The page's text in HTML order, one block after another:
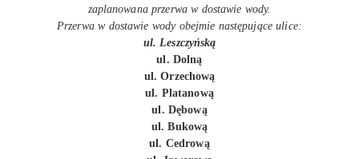
zaplanowana przerwa w dostawie wody.
Przerwa w dostawie wody obejmie następujące ulice:
ul. Leszczyńską
ul. Dolną
ul. Orzechową
ul. Platanową
ul. Dębową
ul. Bukową
ul. Cedrową